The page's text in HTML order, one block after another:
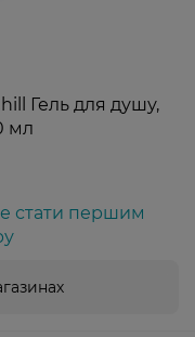
Гель для душу,
мл
стати першим